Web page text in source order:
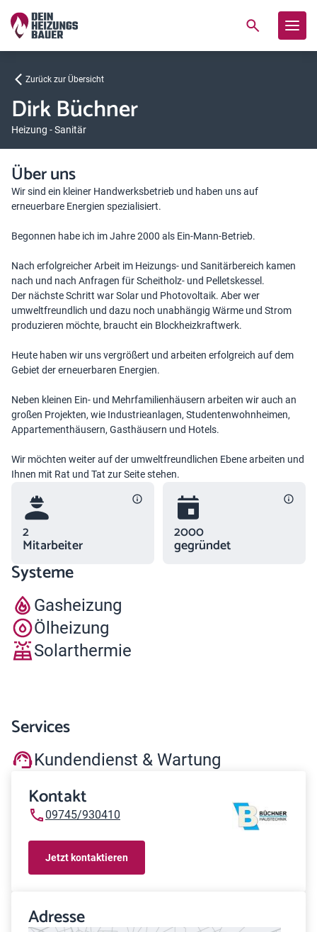
Zurück zur Übersicht
Dirk Büchner
Heizung - Sanitär
Über uns
Wir sind ein kleiner Handwerksbetrieb und haben uns auf
erneuerbare Energien spezialisiert.
Begonnen habe ich im Jahre 2000 als Ein-Mann-Betrieb.
Nach erfolgreicher Arbeit im Heizungs- und Sanitärbereich kamen
nach und nach Anfragen für Scheitholz- und Pelletskessel.
Der nächste Schritt war Solar und Photovoltaik. Aber wer
umweltfreundlich und dazu noch unabhängig Wärme und Strom
produzieren möchte, braucht ein Blockheizkraftwerk.
Heute haben wir uns vergrößert und arbeiten erfolgreich auf dem
Gebiet der erneuerbaren Energien.
Neben kleinen Ein- und Mehrfamilienhäusern arbeiten wir auch an
großen Projekten, wie Industrieanlagen, Studentenwohnheimen,
Appartementhäusern, Gasthäusern und Hotels.
Wir möchten weiter auf der umweltfreundlichen Ebene arbeiten und
Ihnen mit Rat und Tat zur Seite stehen.
2
Mitarbeiter
2000
gegründet
Systeme
Gasheizung
Ölheizung
Solarthermie
Services
Kundendienst & Wartung
Kontakt
09745/930410
Jetzt kontaktieren
Adresse